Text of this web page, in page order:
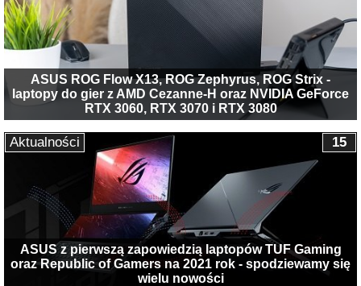
ASUS ROG Flow X13, ROG Zephyrus, ROG Strix -
laptopy do gier z AMD Cezanne-H oraz NVIDIA GeForce
RTX 3060, RTX 3070 i RTX 3080
ASUS z pierwszą zapowiedzią laptopów TUF Gaming
oraz Republic of Gamers na 2021 rok - spodziewamy się
wielu nowości
15
Aktualności